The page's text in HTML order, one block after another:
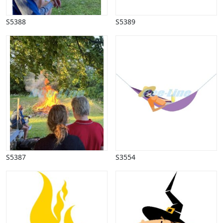
Påske
Penge, finans
Pinse
Politik, arbejdsmarked
Restauration, hotel
Scenarier
Skibe, både, søfart
Sommer
Spil
Sport
Spots
Stjernetegn, astrologi
Trafik, færdsel
Uddannelse
Udsalg og andre begreber
Underholdning, kultur
S5388 S5389
S5387 S3554